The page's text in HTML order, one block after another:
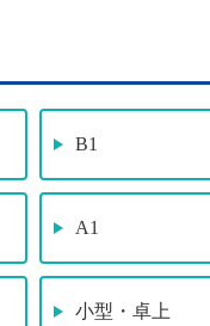
B1
A1
小型・卓上